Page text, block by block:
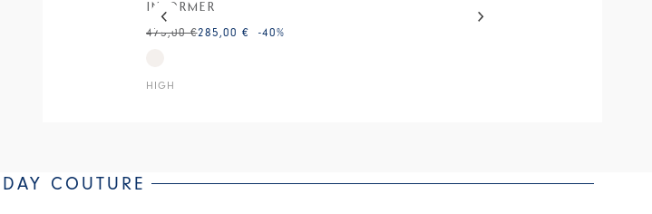
INFORMER
HIGH
475,00 €285,00 € -40%
COUTURE